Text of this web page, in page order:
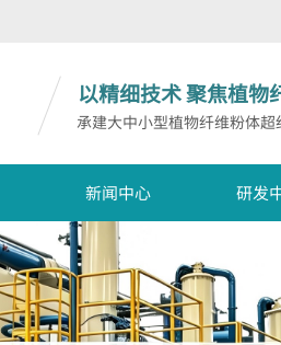
以精细技术聚焦植物
承建大中小型植物纤维粉体
新闻中心 研发